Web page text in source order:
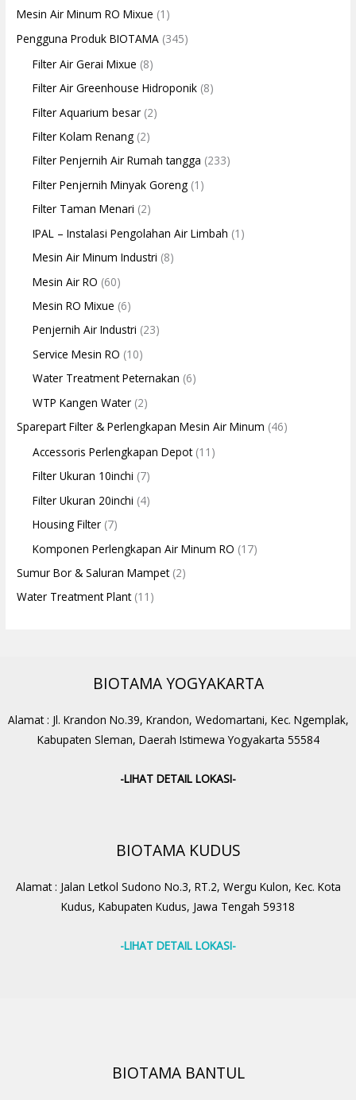
Mesin Air Minum RO Mixue (1)
Pengguna Produk BIOTAMA (345)
Filter Air Gerai Mixue (8)
Filter Air Greenhouse Hidroponik (8)
Filter Aquarium besar (2)
Filter Kolam Renang (2)
Filter Penjernih Air Rumah tangga (233)
Filter Penjernih Minyak Goreng (1)
Filter Taman Menari (2)
IPAL – Instalasi Pengolahan Air Limbah (1)
Mesin Air Minum Industri (8)
Mesin Air RO (60)
Mesin RO Mixue (6)
Penjernih Air Industri (23)
Service Mesin RO (10)
Water Treatment Peternakan (6)
WTP Kangen Water (2)
Sparepart Filter & Perlengkapan Mesin Air Minum (46)
Accessoris Perlengkapan Depot(11)
Filter Ukuran 10inchi (7)
Filter Ukuran 20inchi (4)
Housing Filter (7)
Komponen Perlengkapan Air Minum RO (17)
Sumur Bor & Saluran Mampet(2)
Water Treatment Plant(11)
BIOTAMA YOGYAKARTA
Alamat : Jl. Krandon No.39, Krandon, Wedomartani, Kec. Ngemplak,
Kabupaten Sleman, Daerah Istimewa Yogyakarta 55584
-LIHAT DETAIL LOKASI-
BIOTAMA KUDUS
Alamat : Jalan Letkol Sudono No.3, RT.2, Wergu Kulon, Kec. Kota
Kudus, Kabupaten Kudus, Jawa Tengah 59318
-LIHAT DETAIL LOKASI-
BIOTAMA BANTUL